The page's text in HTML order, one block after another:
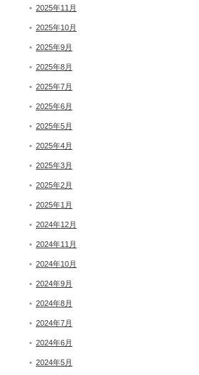
2025年11月
2025年10月
2025年9月
2025年8月
2025年7月
2025年6月
2025年5月
2025年4月
2025年3月
2025年2月
2025年1月
2024年12月
2024年11月
2024年10月
2024年9月
2024年8月
2024年7月
2024年6月
2024年5月